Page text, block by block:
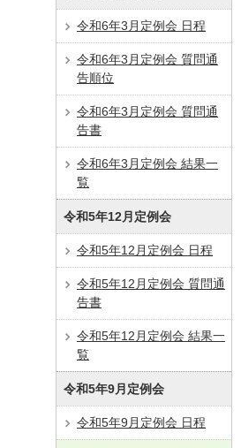
令和6年3月定例会 日程
令和6年3月定例会 質問通
告順位
令和6年3月定例会 質問通
告書
令和6年3月定例会 結果一
覧
令和5年12月定例会
令和5年12月定例会 日程
令和5年12月定例会 質問通
告書
令和5年12月定例会 結果一
覧
令和5年9月定例会
令和5年9月定例会 日程